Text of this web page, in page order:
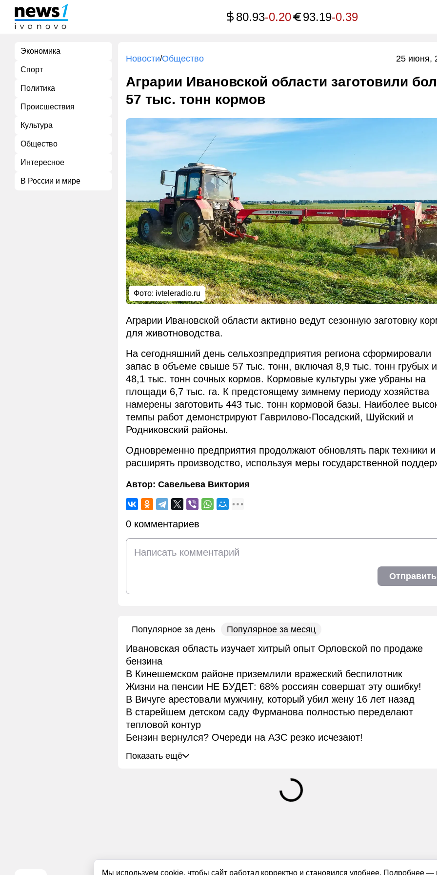
Мы используем cookie, чтобы сайт работал корректно и становился удобнее. Подробнее
80.93-0.20 93.19-0.39
Экономика
Спорт
Политика
Происшествия
Культура
Общество
Интересное
В России и мире
Новости/Общество 25 июня,
Аграрии Ивановской области заготовили
57 тыс. тонн кормов
Фото: ivteleradio.ru
Аграрии Ивановской области активно ведут сезонную заготовку
для животноводства.
На сегодняшний день сельхозпредприятия региона сформировали
запас в объеме свыше 57 тыс. тонн, включая 8,9 тыс. тонн грубых и
48,1 тыс. тонн сочных кормов. Кормовые культуры уже убраны на
площади 6,7 тыс. га. К предстоящему зимнему периоду хозяйства
намерены заготовить 443 тыс. тонн кормовой базы. Наиболее
темпы работ демонстрируют Гаврилово-Посадский, Шуйский и
Родниковский районы.
Одновременно предприятия продолжают обновлять парк техники и
расширять производство, используя меры государственной
Автор: Савельева Виктория
0 комментариев
Отправить
Популярное за день Популярное за месяц
Ивановская область изучает хитрый опыт Орловской по продаже
бензина
В Кинешемском районе приземлили вражеский беспилотник
Жизни на пенсии НЕ БУДЕТ: 68% россиян совершат эту ошибку!
В Вичуге арестовали мужчину, который убил жену 16 лет назад
В старейшем детском саду Фурманова полностью переделают
тепловой контур
Бензин вернулся? Очереди на АЗС резко исчезают!
Показать ещё